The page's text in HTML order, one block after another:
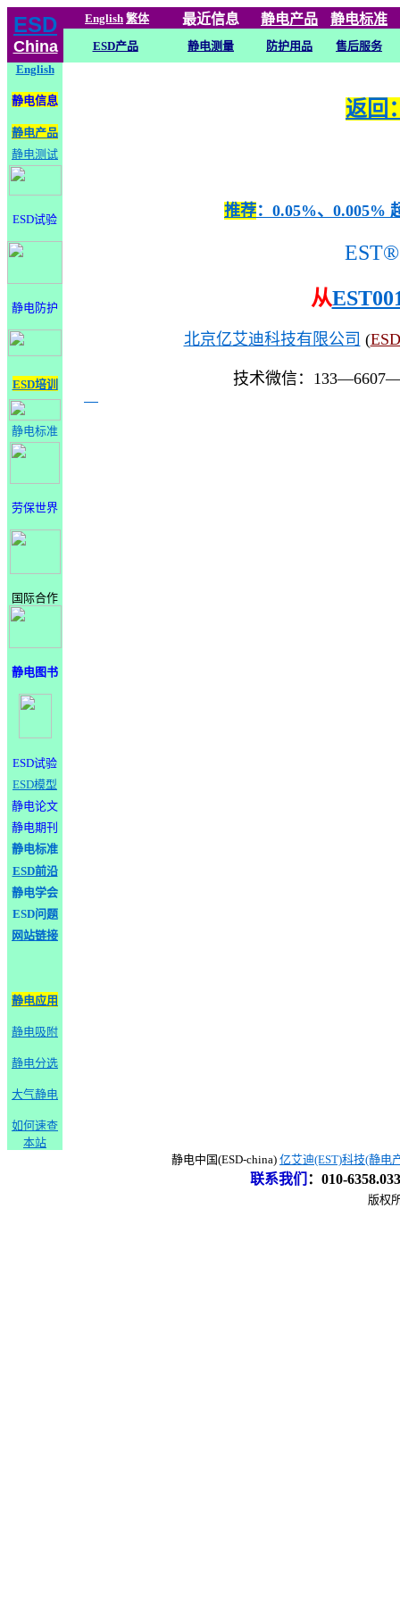
ESD
China
English 繁体 最近信息 静电产品 静电标准
ESD产品 静电测量 防护用品
售后服务
English
静电信息
静电产品
静电测试
ESD试验
静电防护
ESD培训
静电标准
劳保世界
国际合作
静电图书
ESD试验
ESD模型
静电论文
静电期刊
静电标准
ESD前沿
静电学会
ESD问题
网站链接
静电应用
静电吸附
静电分选
大气静电
如何速查
本站
返回
推荐：0.05%、0.005%
EST®
从
北京亿艾迪科技有限公司 (
技术微信：
静电中国(ESD-china) 亿艾迪(EST)科技(静电
联系我们 ： 010-
版权